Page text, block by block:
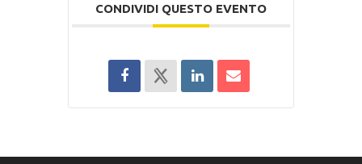
CONDIVIDI QUESTO EVENTO